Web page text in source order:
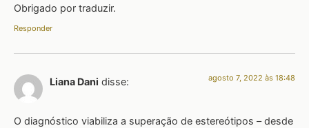
Obrigado por traduzir.
Responder
Liana Dani disse: agosto 7, 2022 às 18:48
O diagnóstico viabiliza a superação de estereótipos – desde